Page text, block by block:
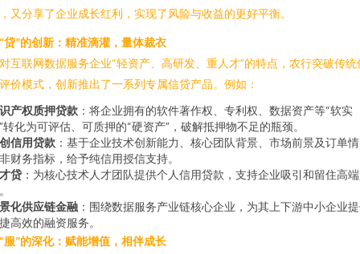
又分享了企业成长红利，实现了风险与收益的更好平衡。
“贷”的创新：精准滴灌，量体裁衣
互联网数据服务企业“轻资产、高研发、重人才”的特点，农行突破传统
价模式，创新推出了一系列专属信贷产品。例如：
产权质押贷款 ：将企业拥有的软件著作权、专利权、数据资产等“软实
转化为可评估、可质押的“硬资产”，破解抵押物不足的瓶颈。
信用贷款 ：基于企业技术创新能力、核心团队背景、市场前景及订单
财务指标，给予纯信用授信支持。
贷 ：为核心技术人才团队提供个人信用贷款，支持企业吸引和留住高
化供应链金融 ：围绕数据服务产业链核心企业，为其上下游中小企业
高效的融资服务。
“服”的深化：赋能增值，相伴成长